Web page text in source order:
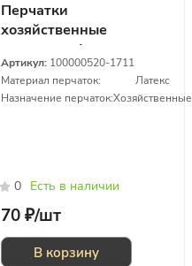
Перчатки
хозяйственные
латексные L
Артикул: 100000520-1711
Материал перчаток:
Латекс
Назначение перчаток:Хозяйственные
0 Есть в наличии
70 ₽/шт
В корзину